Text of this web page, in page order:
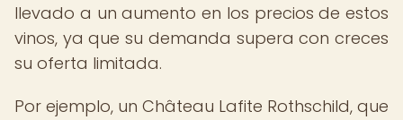
llevado a un aumento en los precios de estos
vinos, ya que su demanda supera con creces
su oferta limitada.
Por ejemplo, un Château Lafite Rothschild, que